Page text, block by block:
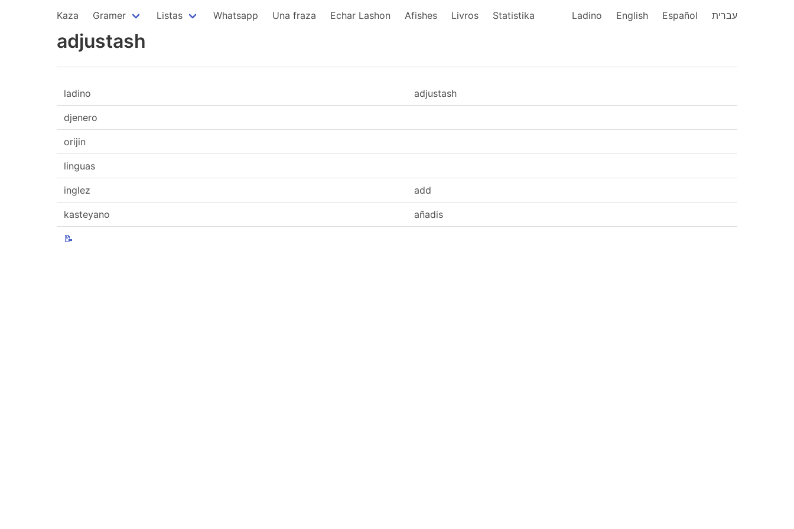
Kaza Gramer Listas Whatsapp Una fraza Echar Lashon Afishes Livros Statistika Ladino English Español עברית
adjustash
ladino adjustash
djenero
orijin
linguas
inglez add
kasteyano añadis
📝